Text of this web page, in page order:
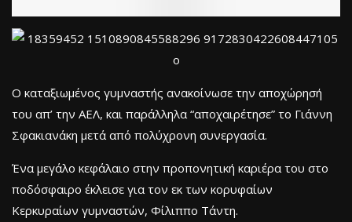
Ο καταξιωμένος γυμναστής ανακοίνωσε την αποχώρησή
του απ’ την ΑΕΛ, και παράλληλα “αποχαιρέτησε” το Γιάννη
Σφακιανάκη μετά από πολύχρονη συνεργασία.
Ένα μεγάλο κεφάλαιο στην προπονητική καριέρα του στο
ποδόσφαιρο έκλεισε για τον εκ των κορυφαίων
Κερκυραίων γυμναστών, Φίλιππο Τάντη.